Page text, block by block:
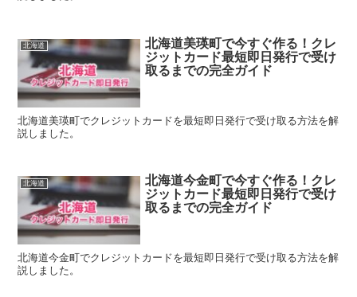
北海道
北海道美瑛町で今すぐ作る！クレ
ジットカード最短即日発行で受け
取るまでの完全ガイド
北海道美瑛町でクレジットカードを最短即日発行で受け取る方法を解
説しました。
北海道
北海道今金町で今すぐ作る！クレ
ジットカード最短即日発行で受け
取るまでの完全ガイド
北海道今金町でクレジットカードを最短即日発行で受け取る方法を解
説しました。